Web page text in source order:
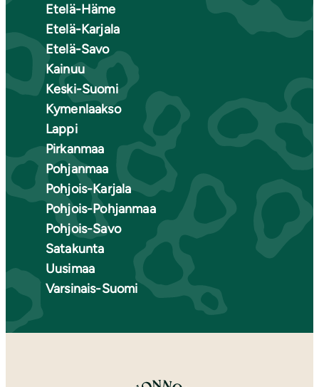
Etelä-Häme
Etelä-Karjala
Etelä-Savo
Kainuu
Keski-Suomi
Kymenlaakso
Lappi
Pirkanmaa
Pohjanmaa
Pohjois-Karjala
Pohjois-Pohjanmaa
Pohjois-Savo
Satakunta
Uusimaa
Varsinais-Suomi